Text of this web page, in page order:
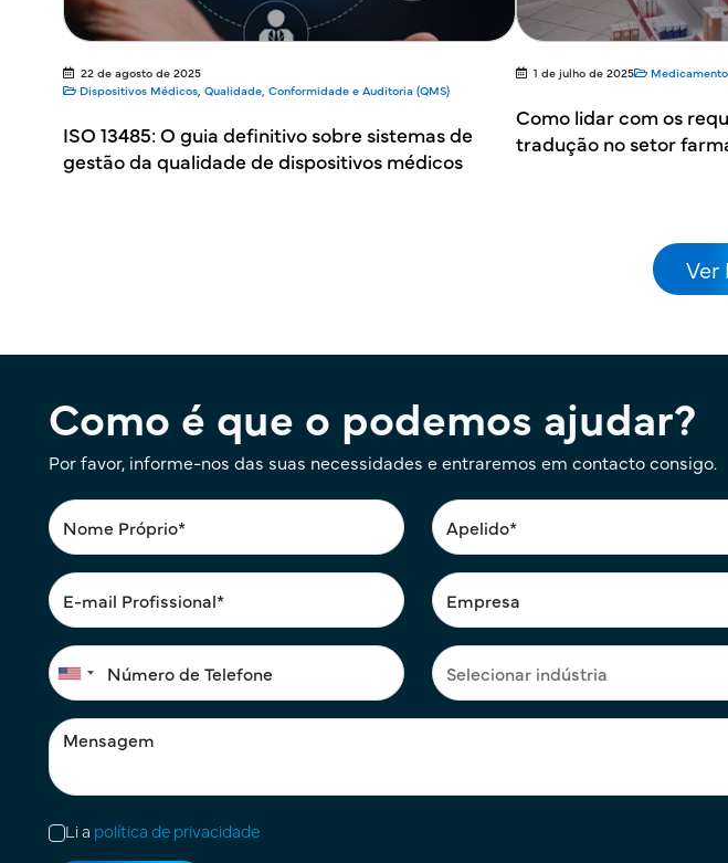
22 de agosto de 2025
Dispositivos Médicos, Qualidade, Conformidade e Auditoria (QMS)
ISO 13485: O guia definitivo sobre sistemas de
gestão da qualidade de dispositivos médicos
1 de julho de 2025
Como lidar com os
tradução no setor
Ver
Como é que o podemos ajudar?
Por favor, informe-nos das suas necessidades e entraremos em contacto consigo.
Li a política de privacidade